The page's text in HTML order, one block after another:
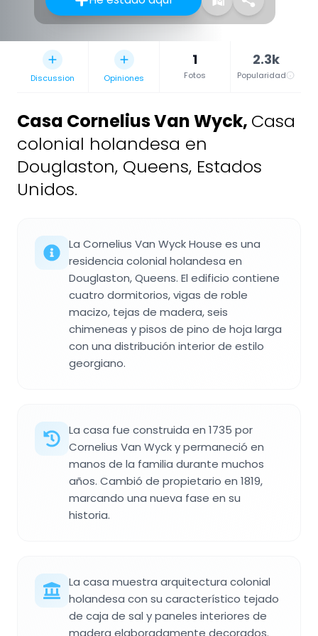
Discussion Opiniones
1
Fotos
2.3k
Popularidad
Casa Cornelius Van Wyck, Casa
colonial holandesa en
Douglaston, Queens, Estados
Unidos.
La Cornelius Van Wyck House es una
residencia colonial holandesa en
Douglaston, Queens. El edificio contiene
cuatro dormitorios, vigas de roble
macizo, tejas de madera, seis
chimeneas y pisos de pino de hoja larga
con una distribución interior de estilo
georgiano.
La casa fue construida en 1735 por
Cornelius Van Wyck y permaneció en
manos de la familia durante muchos
años. Cambió de propietario en 1819,
marcando una nueva fase en su
historia.
La casa muestra arquitectura colonial
holandesa con su característico tejado
de caja de sal y paneles interiores de